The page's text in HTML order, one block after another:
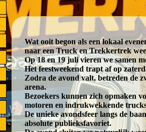
Wat ooit begon als een lokaal
naar een Truck en Trekkertrek
Op 18 en 19 juli vieren we samen
Het feestweekend trapt af op
Zodra de avond valt, betreden de
arena.
Bezoekers kunnen zich opmaken
motoren en indrukwekkende
De unieke avondsfeer langs de
absolute publieksfavoriet.